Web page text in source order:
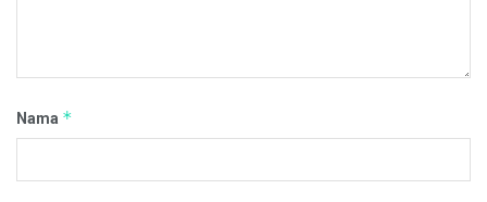
Nama *